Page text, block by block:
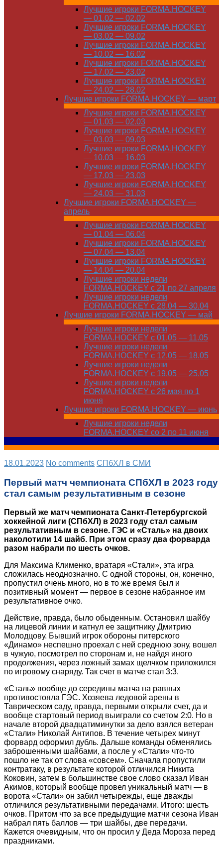
Лучшие игроки FORMA.HOCKEY
— 01.02 — 02.02
Лучшие игроки FORMA.HOCKEY
— 03.02 — 09.02
Лучшие игроки FORMA.HOCKEY
— 10.02 — 16.02
Лучшие игроки FORMA.HOCKEY
— 17.02 — 23.02
Лучшие игроки FORMA.HOCKEY
— 24.02 — 28.02
Лучшие игроки FORMA.HOCKEY — март
Лучшие игроки FORMA.HOCKEY
— 01.03 — 02.03
Лучшие игроки FORMA.HOCKEY
— 03.03 — 09.03
Лучшие игроки FORMA.HOCKEY
— 10.03 — 16.03
Лучшие игроки FORMA.HOCKEY
— 17.03 — 23.03
Лучшие игроки FORMA.HOCKEY
— 24.03 — 31.03
Лучшие игроки FORMA.HOCKEY —
апрель
Лучшие игроки FORMA.HOCKEY
— 01.04 — 06.04
Лучшие игроки FORMA.HOCKEY
— 07.04 — 13.04
Лучшие игроки FORMA.HOCKEY
— 14.04 — 20.04
Лучшие игроки недели
FORMA.HOCKEY с 21 по 27 апреля
Лучшие игроки недели
FORMA.HOCKEY с 28.04 — 30.04
Лучшие игроки FORMA.HOCKEY — май
Лучшие игроки недели
FORMA.HOCKEY с 01.05 — 11.05
Лучшие игроки недели
FORMA.HOCKEY с 12.05 — 18.05
Лучшие игроки недели
FORMA.HOCKEY с 19.05 — 25.05
Лучшие игроки недели
FORMA.HOCKEY с 26 мая по 1
июня
Лучшие игроки FORMA.HOCKEY — июнь
Лучшие игроки недели
FORMA.HOCKEY со 2 по 11 июня
18.01.2023 No comments СПбХЛ в СМИ
Первый матч чемпионата СПбХЛ в 2023 году
стал самым результативным в сезоне
Первый же матч чемпионата Санкт-Петербургской
хоккейной лиги (СПбХЛ) в 2023 году стал самым
результативным в сезоне. ГЭС и «Сталь» на двоих
наколотили 14 шайб. При этом сразу два форварда
разом набрали по шесть очков.
Для Максима Клименко, вратаря «Стали», эта игра
сложилась неоднозначно. С одной стороны, он, конечно,
пропустил очень много, но в то же время был и
позитивный момент — первое в сезоне набранное им
результативное очко.
Действие, правда, было обыденным. Остановил шайбу
на лицевой линии и катнул ее защитнику Дмит­рию
Молодцову. Бывший игрок обороны питерского
«Динамо» неспешно проехал с ней среднюю зону, вошел
в чужую, посмотрел по сторонам и, не найдя иного
продолжения, через ложный замах щелчком приложился
по игровому снаряду. Так счет в матче стал 3:3.
«Сталь» вообще до середины матча на равных
противостояла ГЭС. Хозяева ледовой арены в
Таврическом саду, правда, первыми открыли счет, да и
вообще стартовый период выиграли со счетом 2:0. Но в
начале второй двадцатиминутки за дело взялся ветеран
«Стали» Николай Антипов. В течение четырех минут
форвард оформил дубль. Дальше команды обменялись
заброшенными шайбами, а пос­ле у «Стали» что‑то
пошло не так от слова «совсем». Сначала пропустили
контратаку, в результате которой отличился Никита
Коковин, затем в большинстве свое слово сказал Иван
Акимов, который вообще провел уникальный матч — в
ворота «Cтали» он забил четырежды, еще дважды
отличился результативными передачами. Итого: шесть
очков. Притом что за все предыдущие матчи сезона Иван
набрал пять баллов — три шайбы, две передачи.
Кажется очевидным, что он просил у Деда Мороза перед
праздниками.